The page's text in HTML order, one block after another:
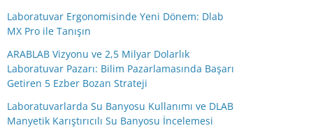
Laboratuvar Ergonomisinde Yeni Dönem: Dlab
MX Pro ile Tanışın
ARABLAB Vizyonu ve 2,5 Milyar Dolarlık
Laboratuvar Pazarı: Bilim Pazarlamasında Başarı
Getiren 5 Ezber Bozan Strateji
Laboratuvarlarda Su Banyosu Kullanımı ve DLAB
Manyetik Karıştırıcılı Su Banyosu İncelemesi